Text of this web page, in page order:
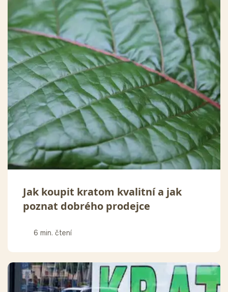
Jak koupit kratom kvalitní a jak
poznat dobrého prodejce
6 min. čtení